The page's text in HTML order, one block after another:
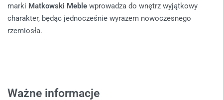
marki Matkowski Meble wprowadza do wnętrz wyjątkowy
charakter, będąc jednocześnie wyrazem nowoczesnego
rzemiosła.
Ważne informacje